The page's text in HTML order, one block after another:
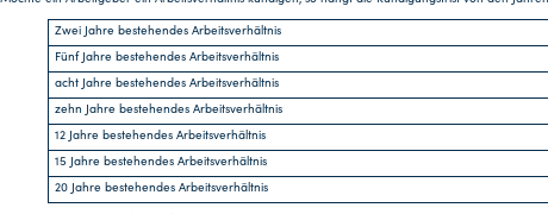
Zwei Jahre bestehendes Arbeitsverhältnis
Fünf Jahre bestehendes Arbeitsverhältnis
acht Jahre bestehendes Arbeitsverhältnis
zehn Jahre bestehendes Arbeitsverhältnis
12 Jahre bestehendes Arbeitsverhältnis
15 Jahre bestehendes Arbeitsverhältnis
20 Jahre bestehendes Arbeitsverhältnis